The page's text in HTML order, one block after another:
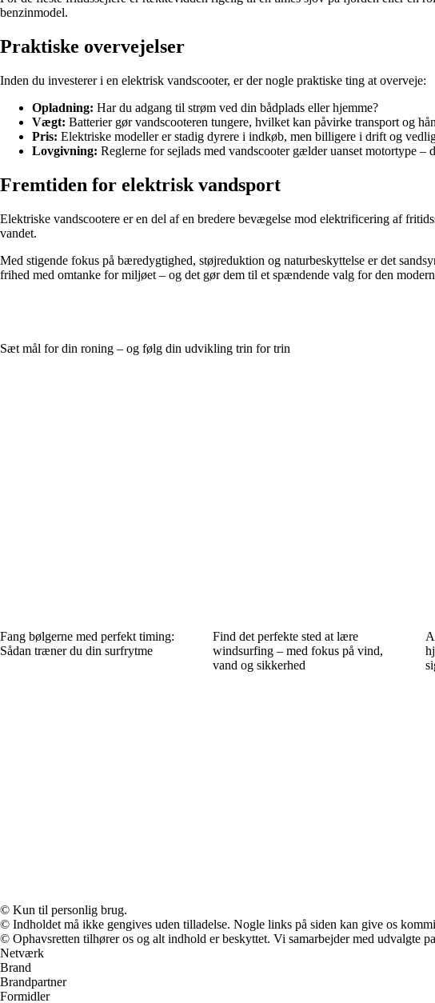
benzinmodel.
Praktiske overvejelser
Inden du investerer i en elektrisk vandscooter, er der nogle praktiske ting at overveje:
Opladning: Har du adgang til strøm ved din bådplads eller hjemme?
Vægt: Batterier gør vandscooteren tungere, hvilket kan påvirke transport og
Pris: Elektriske modeller er stadig dyrere i indkøb, men billigere i drift og
Lovgivning: Reglerne for sejlads med vandscooter gælder uanset motortype –
Fremtiden for elektrisk vandsport
Elektriske vandscootere er en del af en bredere bevægelse mod elektrificering af
vandet.
Med stigende fokus på bæredygtighed, støjreduktion og naturbeskyttelse er det
frihed med omtanke for miljøet – og det gør dem til et spændende valg for den
Sæt mål for din roning – og følg din udvikling trin for trin
Fang bølgerne med perfekt timing:
Sådan træner du din surfrytme
Find det perfekte sted at lære
windsurfing – med fokus på vind,
vand og sikkerhed
© Kun til personlig brug.
© Indholdet må ikke gengives uden tilladelse. Nogle links på siden kan give os
© Ophavsretten tilhører os og alt indhold er beskyttet. Vi samarbejder med udvalgte
Netværk
Brand
Brandpartner
Formidler